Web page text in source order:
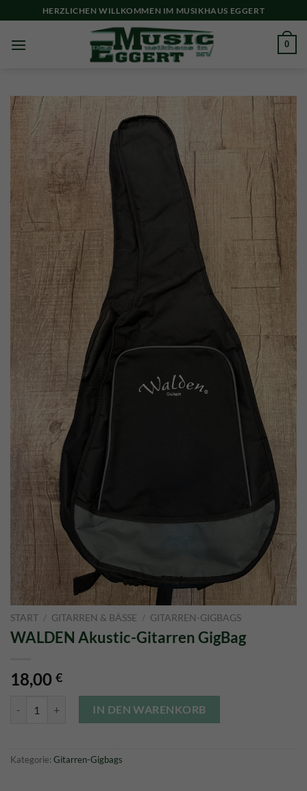
to
content
HERZLICHEN WILLKOMMEN IM MUSIKHAUS EGGERT
0
START / GITARREN & BÄSSE / GITARREN-GIGBAGS
WALDEN Akustic-Gitarren GigBag
18,00 €
WALDEN Akustic-Gitarren GigBag Menge
IN DEN WARENKORB
Kategorie: Gitarren-Gigbags